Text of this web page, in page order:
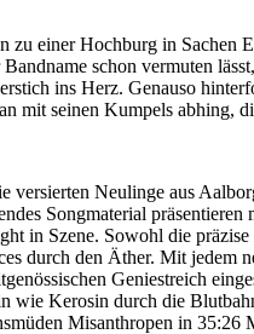
zu einer Hochburg in
schon vermuten
ins Herz. Genauso
mit seinen Kumpels abhing,
versierten Neulinge aus
Songmaterial
in Szene. Sowohl die
durch den Äther. Mit jedem
Geniestreich
wie Kerosin durch die
Misanthropen in